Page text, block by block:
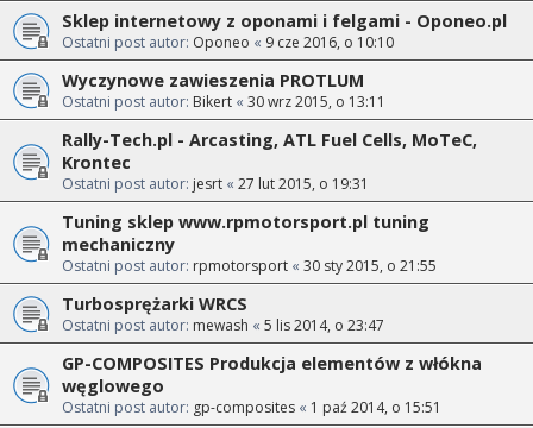
Sklep internetowy z oponami i felgami - Oponeo.pl
Ostatni post autor: Oponeo « 9 cze 2016, o 10:10
Wyczynowe zawieszenia PROTLUM
Ostatni post autor: Bikert « 30 wrz 2015, o 13:11
Rally-Tech.pl - Arcasting, ATL Fuel Cells, MoTeC,
Krontec
Ostatni post autor: jesrt « 27 lut 2015, o 19:31
Tuning sklep www.rpmotorsport.pl tuning
mechaniczny
Ostatni post autor: rpmotorsport « 30 sty 2015, o 21:55
Turbosprężarki WRCS
Ostatni post autor: mewash « 5 lis 2014, o 23:47
GP-COMPOSITES Produkcja elementów z włókna
węglowego
Ostatni post autor: gp-composites « 1 paź 2014, o 15:51